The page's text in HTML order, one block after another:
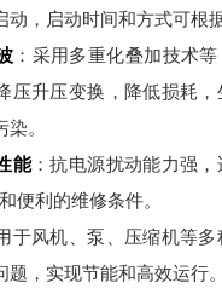
动，启动时间和方式可根
：采用多重化叠加技术
压升压变换，降低损耗，
。
能：抗电源扰动能力强
便利的维修条件。
于风机、泵、压缩机等
，实现节能和高效运行。